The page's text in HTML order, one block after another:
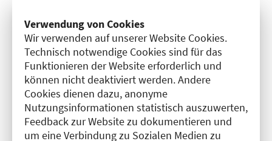
Verwendung von Cookies
Wir verwenden auf unserer Website Cookies.
Technisch notwendige Cookies sind für das
Funktionieren der Website erforderlich und
können nicht deaktiviert werden. Andere
Cookies dienen dazu, anonyme
Nutzungsinformationen statistisch auszuwerten,
Feedback zur Website zu dokumentieren und
um eine Verbindung zu Sozialen Medien zu
der Medizin einstehen.“
Nachgewählt in den Vorstand der Ärztekammer
Berlin wurde Dr. med. Yüksel König (Marburger
Bund), Fachärztin für Viszeralchirurgie.
Nachgerückt in die Delegiertenversammlung sind
Dorothea Spring (Marburger Bund), Fachärztin für
Anästhesiologie bei der Anästhesieagentur sowie
Dr. med. Florian Garbe (Allianz der Berliner Ärzte),